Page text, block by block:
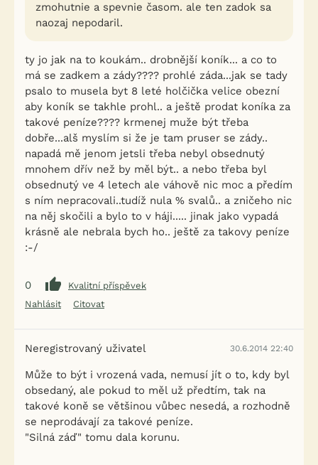
zmohutnie a spevnie časom. ale ten zadok sa
naozaj nepodaril.
ty jo jak na to koukám.. drobnější koník... a co to
má se zadkem a zády???? prohlé záda...jak se tady
psalo to musela byt 8 leté holčička velice obezní
aby koník se takhle prohl.. a ještě prodat koníka za
takové peníze???? krmenej muže být třeba
dobře...alš myslím si že je tam pruser se zády..
napadá mě jenom jetsli třeba nebyl obsednutý
mnohem dřív než by měl být.. a nebo třeba byl
obsednutý ve 4 letech ale váhově nic moc a předím
s ním nepracovali..tudíž nula % svalů.. a zničeho nic
na něj skočili a bylo to v háji..... jinak jako vypadá
krásně ale nebrala bych ho.. ještě za takovy peníze
:-/
0
Kvalitní příspěvek
Nahlásit
Citovat
Neregistrovaný uživatel 30.6.2014 22:40
Může to být i vrozená vada, nemusí jít o to, kdy byl
obsedaný, ale pokud to měl už předtím, tak na
takové koně se většinou vůbec nesedá, a rozhodně
se neprodávají za takové peníze.
"Silná záď" tomu dala korunu.